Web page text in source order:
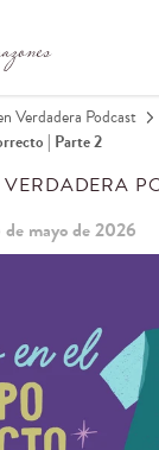
Verdadera Podcast
| Parte 2
mayo de 2026